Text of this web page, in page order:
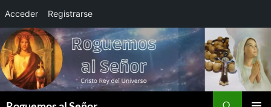
Acceder Registrarse
Saltar
al
contenido